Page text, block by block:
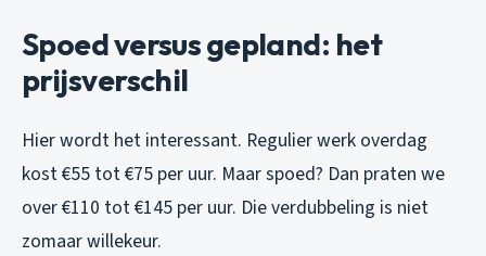
Spoed versus gepland: het
prijsverschil
Hier wordt het interessant. Regulier werk overdag
kost €55 tot €75 per uur. Maar spoed? Dan praten we
over €110 tot €145 per uur. Die verdubbeling is niet
zomaar willekeur.